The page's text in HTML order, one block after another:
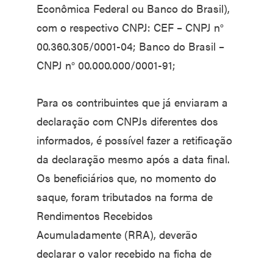
Econômica Federal ou Banco do Brasil),
com o respectivo CNPJ: CEF – CNPJ n°
00.360.305/0001-04; Banco do Brasil –
CNPJ n° 00.000.000/0001-91;
Para os contribuintes que já enviaram a
declaração com CNPJs diferentes dos
informados, é possível fazer a retificação
da declaração mesmo após a data final.
Os beneficiários que, no momento do
saque, foram tributados na forma de
Rendimentos Recebidos
Acumuladamente (RRA), deverão
declarar o valor recebido na ficha de